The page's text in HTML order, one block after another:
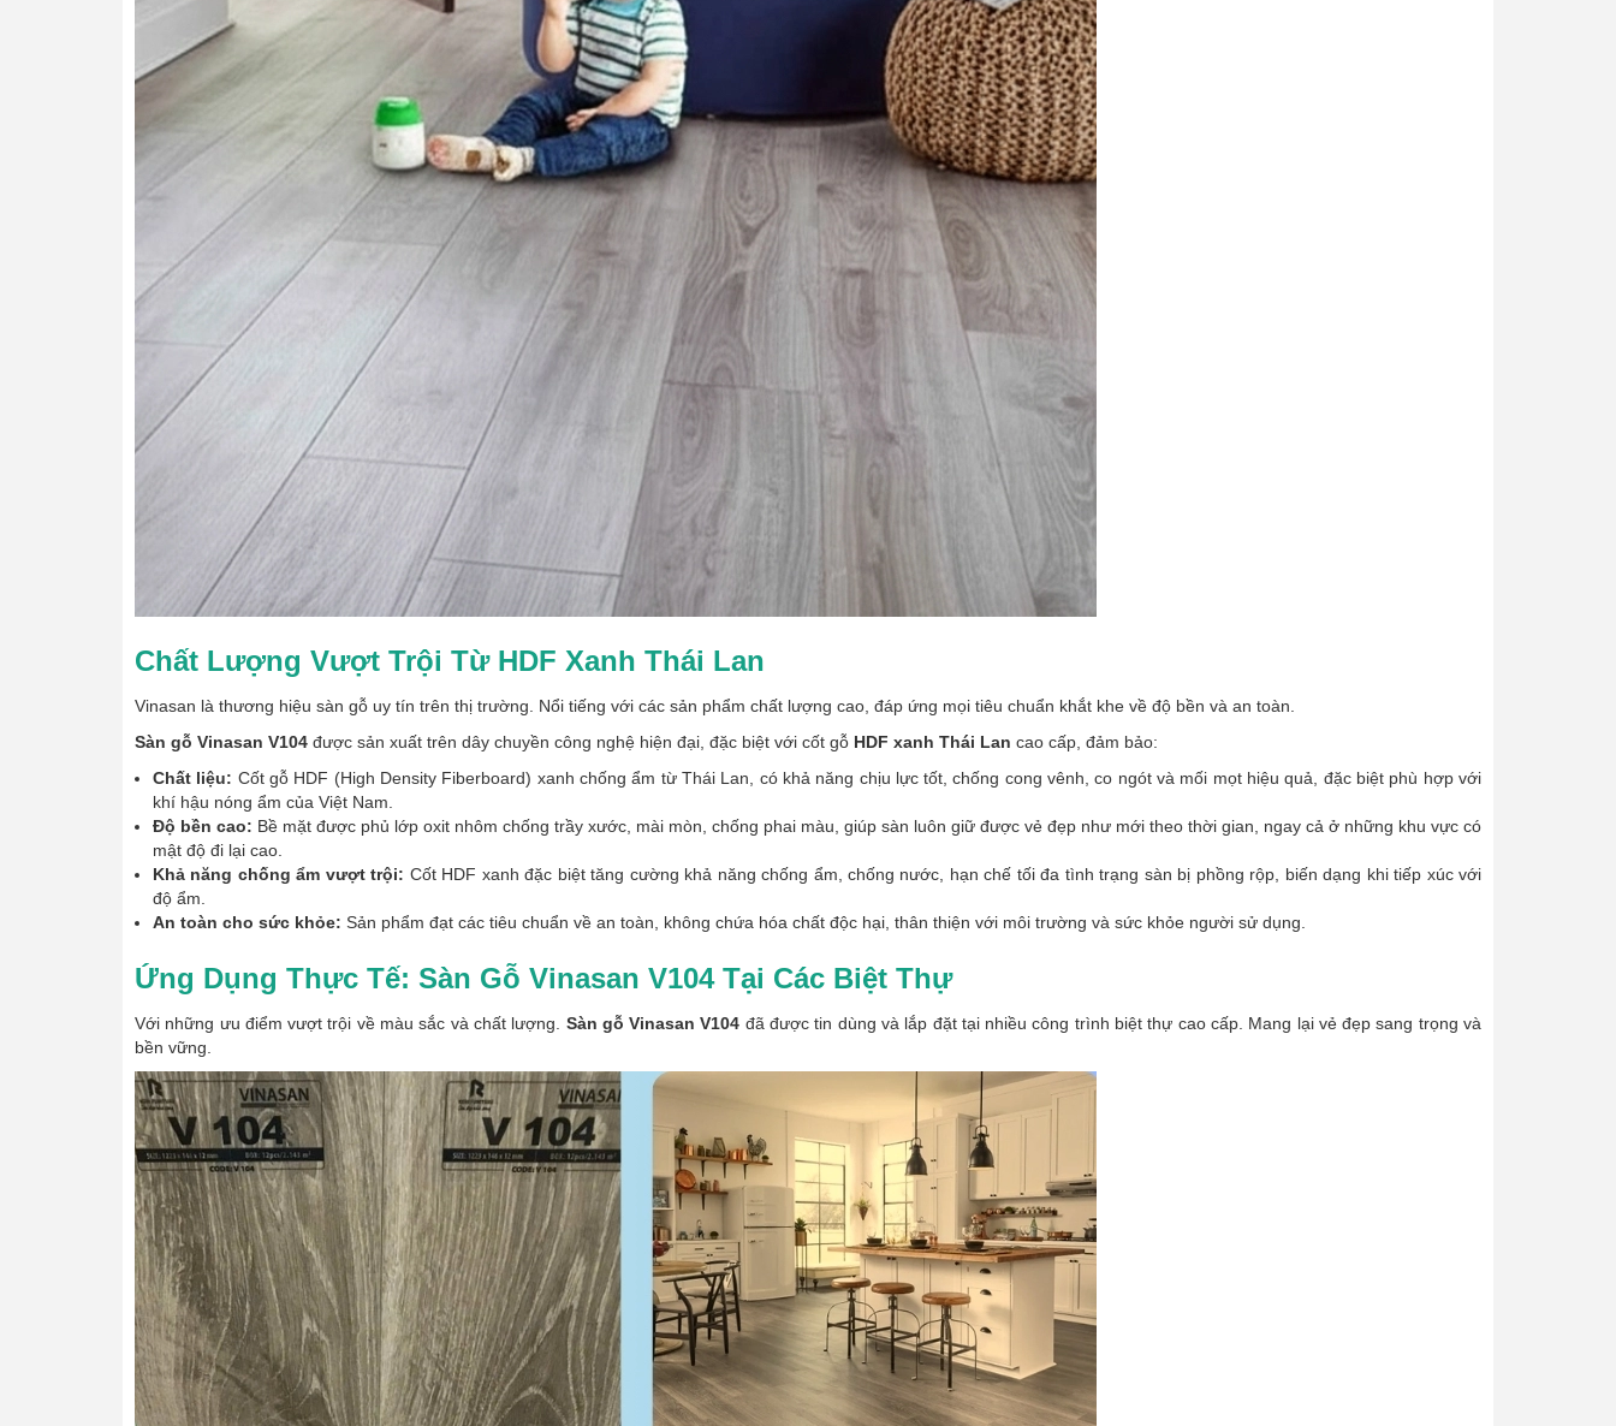
Chất Lượng Vượt Trội Từ HDF Xanh Thái Lan
Vinasan là thương hiệu sàn gỗ uy tín trên thị trường. Nổi tiếng với các sản phẩm chất lượng cao, đáp ứng mọi tiêu chuẩn khắt khe về độ bền và an toàn.
Sàn gỗ Vinasan V104 được sản xuất trên dây chuyền công nghệ hiện đại, đặc biệt với cốt gỗ HDF xanh Thái Lan cao cấp, đảm bảo:
Chất liệu: Cốt gỗ HDF (High Density Fiberboard) xanh chống ẩm từ Thái Lan, có khả năng chịu lực tốt, chống cong vênh, co ngót và mối mọt hiệu quả, đặc biệt phù hợp với
khí hậu nóng ẩm của Việt Nam.
Độ bền cao: Bề mặt được phủ lớp oxit nhôm chống trầy xước, mài mòn, chống phai màu, giúp sàn luôn giữ được vẻ đẹp như mới theo thời gian, ngay cả ở những khu vực có
mật độ đi lại cao.
Khả năng chống ẩm vượt trội: Cốt HDF xanh đặc biệt tăng cường khả năng chống ẩm, chống nước, hạn chế tối đa tình trạng sàn bị phồng rộp, biến dạng khi tiếp xúc với
độ ẩm.
An toàn cho sức khỏe: Sản phẩm đạt các tiêu chuẩn về an toàn, không chứa hóa chất độc hại, thân thiện với môi trường và sức khỏe người sử dụng.
Ứng Dụng Thực Tế: Sàn Gỗ Vinasan V104 Tại Các Biệt Thự
Với những ưu điểm vượt trội về màu sắc và chất lượng. Sàn gỗ Vinasan V104 đã được tin dùng và lắp đặt tại nhiều công trình biệt thự cao cấp. Mang lại vẻ đẹp sang trọng và
bền vững.